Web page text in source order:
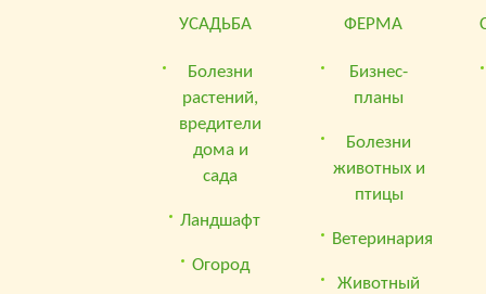
УСАДЬБА
Болезни
растений,
вредители
дома и
сада
Ландшафт
Огород
ФЕРМА
Бизнес-
планы
Болезни
животных и
птицы
Ветеринария
Животный